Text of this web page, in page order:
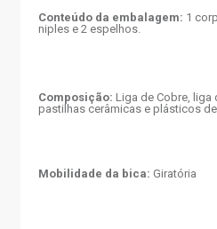
Conteúdo da embalagem: 1
niples e 2 espelhos.
Composição: Liga de Cobre, liga
pastilhas cerâmicas e plásticos
Mobilidade da bica: Giratória